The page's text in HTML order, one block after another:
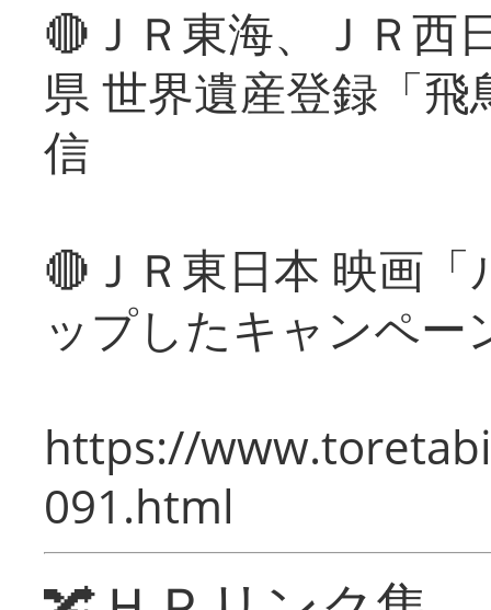
🔴ＪＲ東海、ＪＲ西
県 世界遺産登録「
信
🔴ＪＲ東日本 映画
ップしたキャンペー
https://
091.html